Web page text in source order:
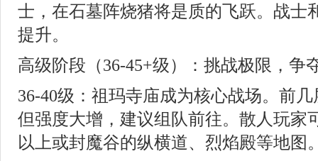
士，在石墓阵烧猪将是质的飞跃。战士
提升。
高级阶段（36-45+级）：挑战极限，争
36-40级：祖玛寺庙成为核心战场。前
但强度大增，建议组队前往。散人玩家
以上或封魔谷的纵横道、烈焰殿等地图